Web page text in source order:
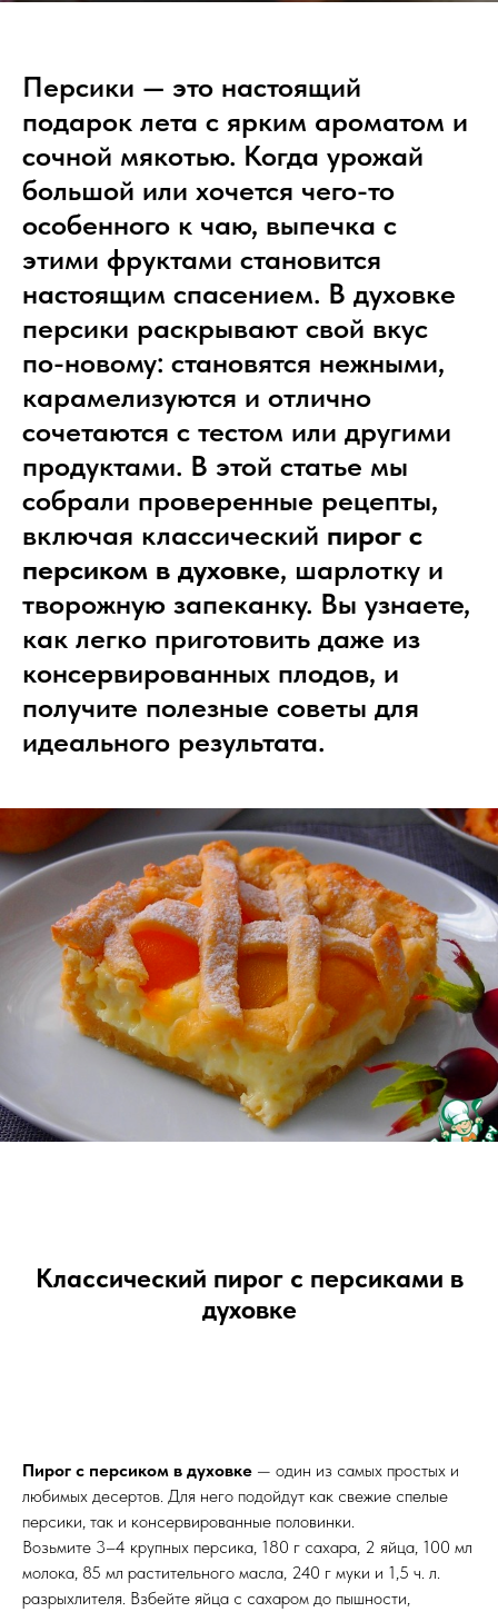
Персики — это настоящий
подарок лета с ярким ароматом и
сочной мякотью. Когда урожай
большой или хочется чего-то
особенного к чаю, выпечка с
этими фруктами становится
настоящим спасением. В духовке
персики раскрывают свой вкус
по-новому: становятся нежными,
карамелизуются и отлично
сочетаются с тестом или другими
продуктами. В этой статье мы
собрали проверенные рецепты,
включая классический пирог с
персиком в духовке, шарлотку и
творожную запеканку. Вы узнаете,
как легко приготовить даже из
консервированных плодов, и
получите полезные советы для
идеального результата.
Классический пирог с персиками в
духовке
Пирог с персиком в духовке — один из самых простых и
любимых десертов. Для него подойдут как свежие спелые
персики, так и консервированные половинки.
Возьмите 3–4 крупных персика, 180 г сахара, 2 яйца, 100 мл
молока, 85 мл растительного масла, 240 г муки и 1,5 ч. л.
разрыхлителя. Взбейте яйца с сахаром до пышности,